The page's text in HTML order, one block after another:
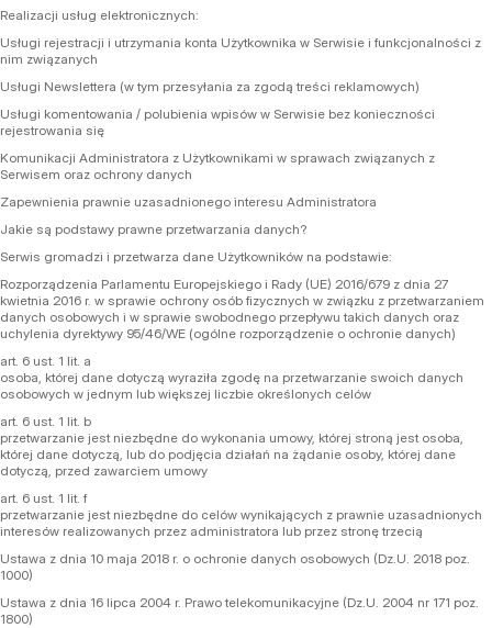
Realizacji usług elektronicznych:
Usługi rejestracji i utrzymania konta Użytkownika w Serwisie i funkcjonalności z
nim związanych
Usługi Newslettera (w tym przesyłania za zgodą treści reklamowych)
Usługi komentowania / polubienia wpisów w Serwisie bez konieczności
rejestrowania się
Komunikacji Administratora z Użytkownikami w sprawach związanych z
Serwisem oraz ochrony danych
Zapewnienia prawnie uzasadnionego interesu Administratora
Jakie są podstawy prawne przetwarzania danych?
Serwis gromadzi i przetwarza dane Użytkowników na podstawie:
Rozporządzenia Parlamentu Europejskiego i Rady (UE) 2016/679 z dnia 27
kwietnia 2016 r. w sprawie ochrony osób fizycznych w związku z przetwarzaniem
danych osobowych i w sprawie swobodnego przepływu takich danych oraz
uchylenia dyrektywy 95/46/WE (ogólne rozporządzenie o ochronie danych)
art. 6 ust. 1 lit. a
osoba, której dane dotyczą wyraziła zgodę na przetwarzanie swoich danych
osobowych w jednym lub większej liczbie określonych celów
art. 6 ust. 1 lit. b
przetwarzanie jest niezbędne do wykonania umowy, której stroną jest osoba,
której dane dotyczą, lub do podjęcia działań na żądanie osoby, której dane
dotyczą, przed zawarciem umowy
art. 6 ust. 1 lit. f
przetwarzanie jest niezbędne do celów wynikających z prawnie uzasadnionych
interesów realizowanych przez administratora lub przez stronę trzecią
Ustawa z dnia 10 maja 2018 r. o ochronie danych osobowych (Dz.U. 2018 poz.
1000)
Ustawa z dnia 16 lipca 2004 r. Prawo telekomunikacyjne (Dz.U. 2004 nr 171 poz.
1800)